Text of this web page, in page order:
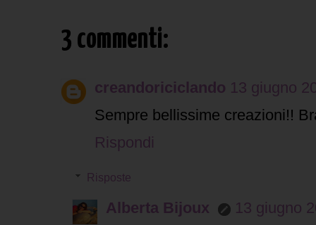
3 commenti:
creandoriciclando 13 giugno
Sempre bellissime creazioni!!
Rispondi
Risposte
Alberta Bijoux
13 giugno